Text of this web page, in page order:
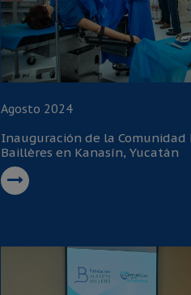
Agosto 2024
Inauguración de la Comunidad
Baillères en Kanasín, Yucatán